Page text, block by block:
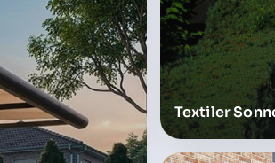
Textiler